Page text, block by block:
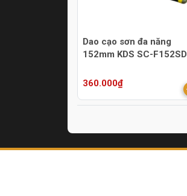
Dao cạo sơn đa năng
152mm KDS SC-F152SD
360.000₫